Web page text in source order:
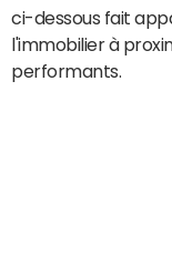
ci-dessous fait
l'immobilier à
performants.